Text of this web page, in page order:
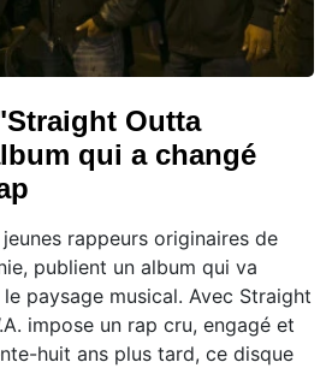
Outta
qui a changé
rappeurs originaires de
publient un album qui va
paysage musical. Avec Straight
impose un rap cru, engagé et
huit ans plus tard, ce disque